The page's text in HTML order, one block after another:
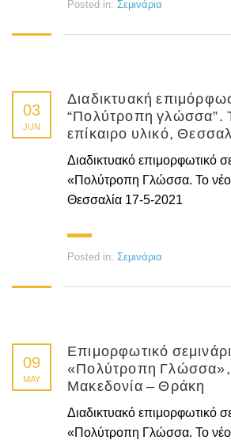
Posted in: Σεμινάρια
03
JUN
Διαδικτυακή
“Πολύτροπη γλώσσα”.
επίκαιρο υλικό,
Διαδικτυακό επιμορφωτικό
«Πολύτροπη Γλώσσα. Το νέο
Θεσσαλία 17-5-2021
Posted in: Σεμινάρια
09
MAY
Επιμορφωτικό
«Πολύτροπη Γλώσσα»,
Μακεδονία – Θράκη
Διαδικτυακό επιμορφωτικό
«Πολύτροπη Γλώσσα. Το νέο